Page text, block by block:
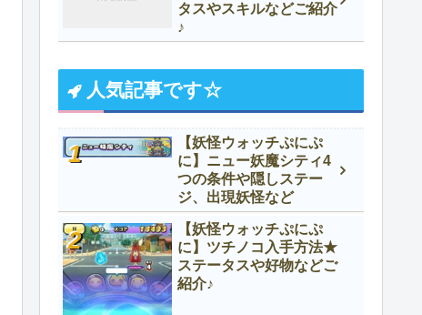
タスやスキルなどご紹介
♪
人気記事です☆
【妖怪ウォッチぷにぷ
に】ニュー妖魔シティ4
つの条件や隠しステー
ジ、出現妖怪など
【妖怪ウォッチぷにぷ
に】ツチノコ入手方法★
ステータスや好物などご
紹介♪